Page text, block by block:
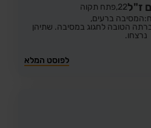
ז"ל22, פתח תקוה
ברעים,
הטובה לחגוג במסיבה. שתיהן
נרצחו.
לפוסט המלא